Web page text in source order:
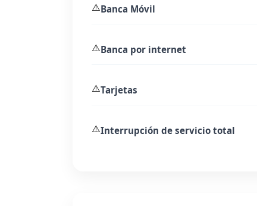
⚠️Banca Móvil
⚠️Banca por internet
⚠️Tarjetas
⚠️Interrupción de servicio total